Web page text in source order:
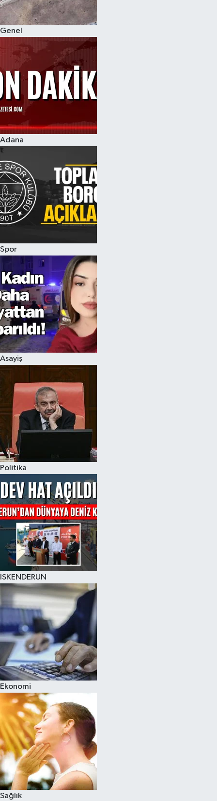
Genel
Adana
Spor
Asayiş
Politika
İSKENDERUN
Ekonomi
Sağlık